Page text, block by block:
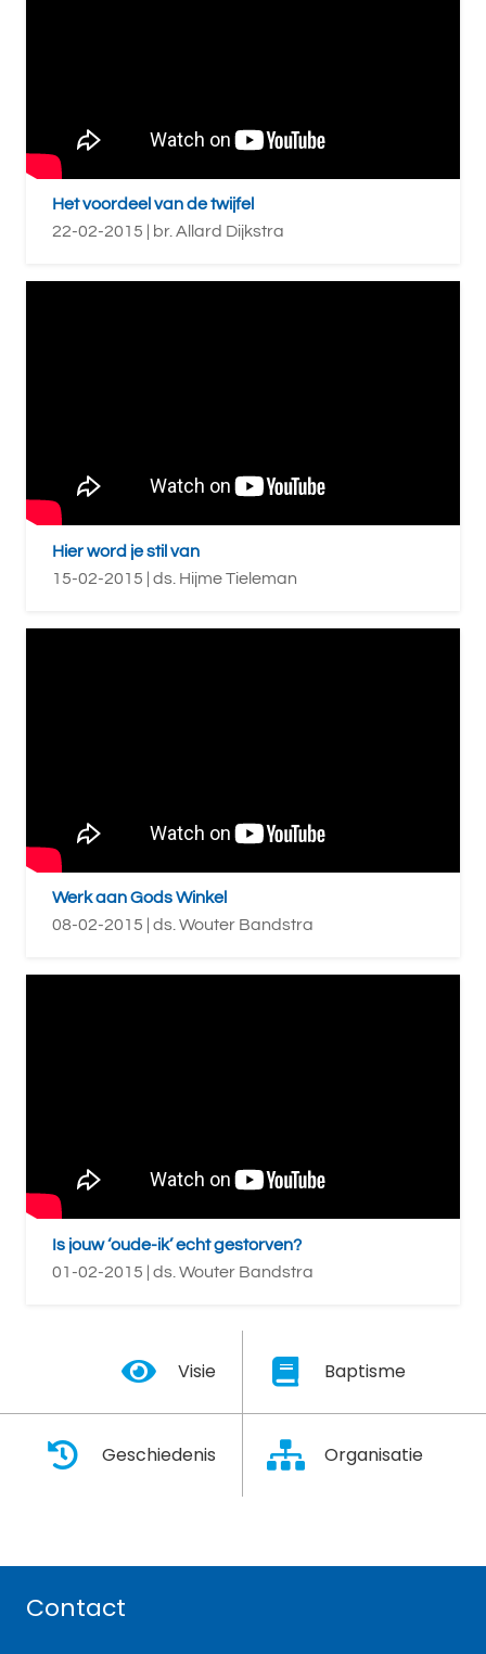
Het voordeel van de twijfel
22-02-2015 | br. Allard Dijkstra
Hier word je stil van
15-02-2015 | ds. Hijme Tieleman
Werk aan Gods Winkel
08-02-2015 | ds. Wouter Bandstra
Is jouw ‘oude-ik’ echt gestorven?
01-02-2015 | ds. Wouter Bandstra
Visie Baptisme
Geschiedenis Organisatie
Contact